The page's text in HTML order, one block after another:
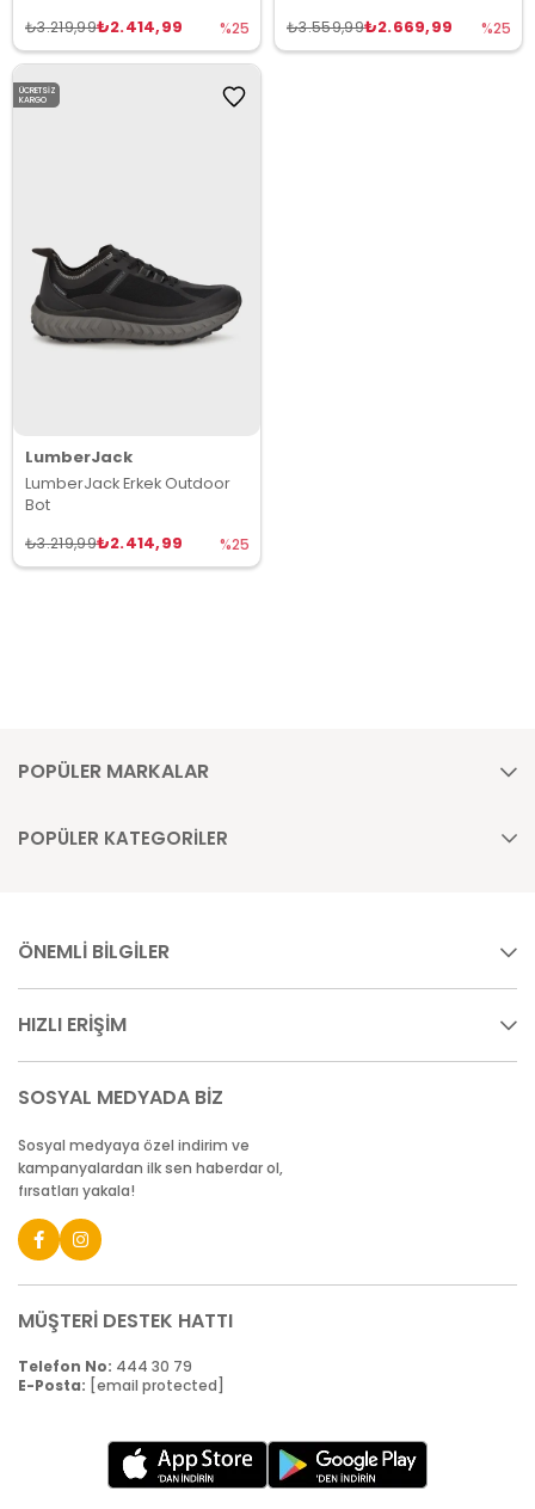
₺2.414,99
₺3.219,99 %25 ₺2.669,99
₺3.559,99 %25
LumberJack
LumberJack Erkek Outdoor
Bot
₺2.414,99
₺3.219,99 %25
ÜCRETSIZ
KARGO
POPÜLER MARKALAR
POPÜLER KATEGORİLER
ÖNEMLİ BİLGİLER
HIZLI ERİŞİM
SOSYAL MEDYADA BİZ
Sosyal medyaya özel indirim ve
kampanyalardan ilk sen haberdar ol,
fırsatları yakala!
MÜŞTERİ DESTEK HATTI
Telefon No: 444 30 79
E-Posta: [email protected]